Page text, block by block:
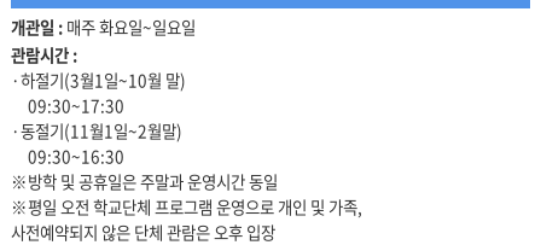
관람안내
개관일 :매주 화요일~일요일
관람시간 :
·하절기(3월1일~10월 말)
09:30~17:30
·동절기(11월1일~2월말)
09:30~16:30
※방학 및 공휴일은 주말과 운영시간 동일
※평일 오전 학교단체 프로그램 운영으로 개인 및 가족,
사전예약되지 않은 단체 관람은 오후 입장